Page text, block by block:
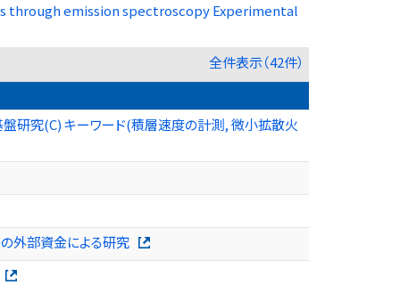
emission spectroscopy Experimental
全件表示（42件）
盤研究(C) キーワード(積層速度の計測, 微小拡散火
外部資金による研究